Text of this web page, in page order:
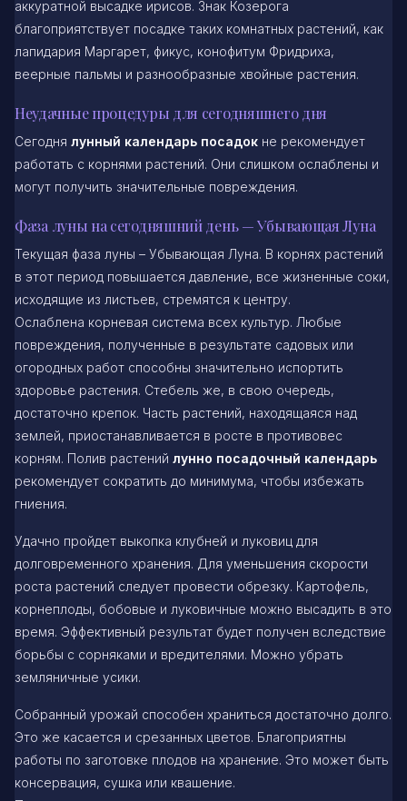
аккуратной высадке ирисов. Знак Козерога
благоприятствует посадке таких комнатных растений, как
лапидария Маргарет, фикус, конофитум Фридриха,
веерные пальмы и разнообразные хвойные растения.
Неудачные процедуры для сегодняшнего дня
Сегодня лунный календарь посадок не рекомендует
работать с корнями растений. Они слишком ослаблены и
могут получить значительные повреждения.
Фаза луны на сегодняшний день — Убывающая Луна
Текущая фаза луны – Убывающая Луна. В корнях растений
в этот период повышается давление, все жизненные соки,
исходящие из листьев, стремятся к центру.
Ослаблена корневая система всех культур. Любые
повреждения, полученные в результате садовых или
огородных работ способны значительно испортить
здоровье растения. Стебель же, в свою очередь,
достаточно крепок. Часть растений, находящаяся над
землей, приостанавливается в росте в противовес
корням. Полив растений лунно посадочный календарь
рекомендует сократить до минимума, чтобы избежать
гниения.
Удачно пройдет выкопка клубней и луковиц для
долговременного хранения. Для уменьшения скорости
роста растений следует провести обрезку. Картофель,
корнеплоды, бобовые и луковичные можно высадить в это
время. Эффективный результат будет получен вследствие
борьбы с сорняками и вредителями. Можно убрать
земляничные усики.
Собранный урожай способен храниться достаточно долго.
Это же касается и срезанных цветов. Благоприятны
работы по заготовке плодов на хранение. Это может быть
консервация, сушка или квашение.